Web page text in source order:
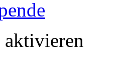
aktivieren